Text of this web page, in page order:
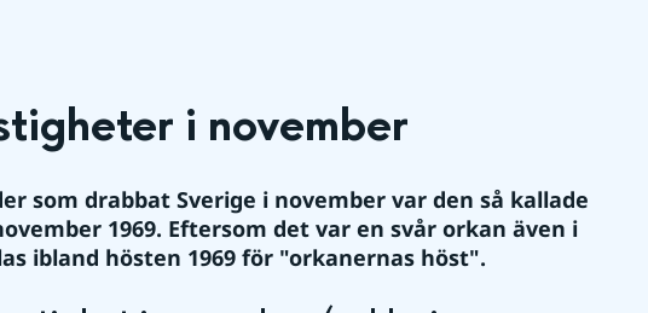
i november
som drabbat Sverige i november var den så kallade
1969. Eftersom det var en svår orkan även i
ibland hösten 1969 för "orkanernas höst".